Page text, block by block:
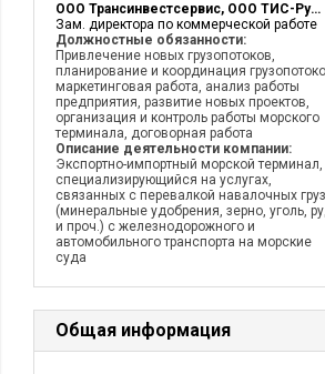
ООО Трансинвестсервис, OOO ТИС-Руда
Зам. директора по коммерческой работе
Должностные обязанности:
Привлечение новых грузопотоков,
планирование и координация
маркетинговая работа, анализ работы
предприятия, развитие новых проектов,
организация и контроль работы морского
терминала, договорная работа
Описание деятельности компании:
Экспортно-импортный морской терминал,
специализирующийся на услугах,
связанных с перевалкой навалочных
(минеральные удобрения, зерно, уголь,
и проч.) с железнодорожного и
автомобильного транспорта на морские
суда
Общая информация